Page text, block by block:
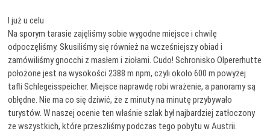
I już u celu
Na sporym tarasie zajęliśmy sobie wygodne miejsce i chwilę
odpoczęliśmy. Skusiliśmy się również na wcześniejszy obiad i
zamówiliśmy gnocchi z masłem i ziołami. Cudo! Schronisko Olpererhutte
położone jest na wysokości 2388 m npm, czyli około 600 m powyżej
tafli Schlegeisspeicher. Miejsce naprawdę robi wrażenie, a panoramy są
obłędne. Nie ma co się dziwić, że z minuty na minutę przybywało
turystów. W naszej ocenie ten właśnie szlak był najbardziej zatłoczony
ze wszystkich, które przeszliśmy podczas tego pobytu w Austrii.